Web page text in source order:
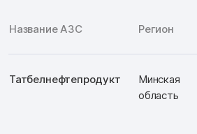
Название АЗС Регион
Татбелнефтепродукт
Минская
область